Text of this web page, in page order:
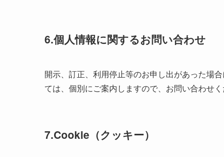
6.個人情報に関するお問い合わせ
開示、訂正、利用停止等のお申し出があった場
ては、個別にご案内しますので、お問い合わせく
7.Cookie（クッキー）